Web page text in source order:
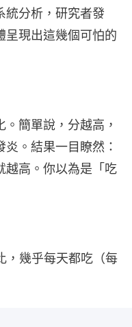
統分析，研究者發
呈現出這幾個可怕的
簡單說，分越高，
。結果一目瞭然：
越高。你以為是「吃
，幾乎每天都吃（每